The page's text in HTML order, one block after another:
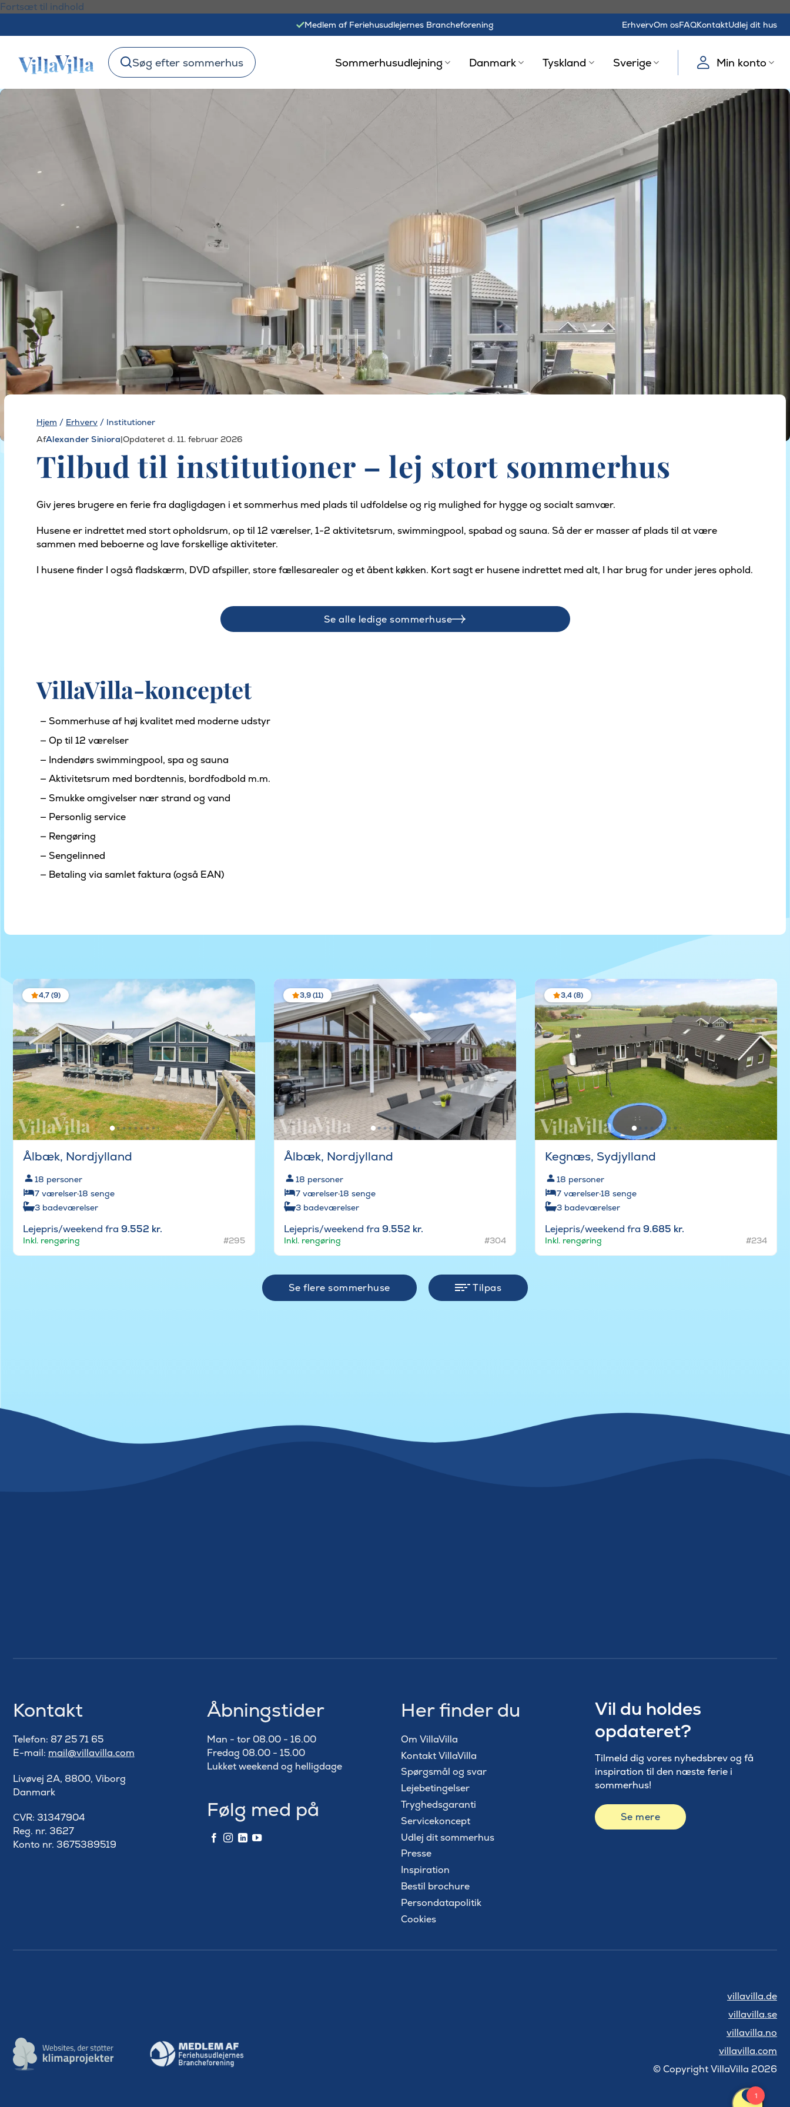
Fortsæt til indhold
Medlem af Feriehusudlejernes Brancheforening ErhvervOm osFAQKontaktUdlej dit hus
Søg efter sommerhus Sommerhusudlejning Danmark Tyskland Sverige Min konto
Hjem / Erhverv / Institutioner
AfAlexander Siniora|Opdateret d. 11. februar 2026
Tilbud til institutioner – lej stort sommerhus
Giv jeres brugere en ferie fra dagligdagen i et sommerhus med plads til udfoldelse og rig mulighed for hygge og socialt samvær.
Husene er indrettet med stort opholdsrum, op til 12 værelser, 1-2 aktivitetsrum, swimmingpool, spabad og sauna. Så der er masser af plads til at være
sammen med beboerne og lave forskellige aktiviteter.
I husene finder I også fladskærm, DVD afspiller, store fællesarealer og et åbent køkken. Kort sagt er husene indrettet med alt, I har brug for under jeres ophold.
Se alle ledige sommerhuse
VillaVilla-konceptet
Sommerhuse af høj kvalitet med moderne udstyr
Op til 12 værelser
Indendørs swimmingpool, spa og sauna
Aktivitetsrum med bordtennis, bordfodbold m.m.
Smukke omgivelser nær strand og vand
Personlig service
Rengøring
Sengelinned
Betaling via samlet faktura (også EAN)
4,7 (9)
Ålbæk, Nordjylland
18 personer
7 værelser·18 senge
3 badeværelser
Lejepris/weekend fra 9.552 kr.
Inkl. rengøring #295
3,9 (11)
Ålbæk, Nordjylland
18 personer
7 værelser·18 senge
3 badeværelser
Lejepris/weekend fra 9.552 kr.
Inkl. rengøring #304
3,4 (8)
Kegnæs, Sydjylland
18 personer
7 værelser·18 senge
3 badeværelser
Lejepris/weekend fra 9.685 kr.
Inkl. rengøring #234
Se flere sommerhuse Tilpas
Kontakt
Telefon: 87 25 71 65
E-mail: mail@villavilla.com
Livøvej 2A, 8800, Viborg
Danmark
​CVR: 31347904
Reg. nr. 3627
Konto nr. 3675389519
Åbningstider
Man - tor 08.00 - 16.00
Fredag 08.00 - 15.00
Lukket weekend og helligdage
Følg med på
Her finder du
Om VillaVilla
Kontakt VillaVilla
Spørgsmål og svar
Lejebetingelser
Tryghedsgaranti
Servicekoncept
Udlej dit sommerhus
Presse
Inspiration
Bestil brochure
Persondatapolitik
Cookies
Vil du holdes
opdateret?
Tilmeld dig vores nyhedsbrev og få
inspiration til den næste ferie i
sommerhus!
Se mere
villavilla.de
villavilla.se
villavilla.no
villavilla.com
© Copyright VillaVilla 2026